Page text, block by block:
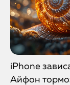
iPhone
Айфон